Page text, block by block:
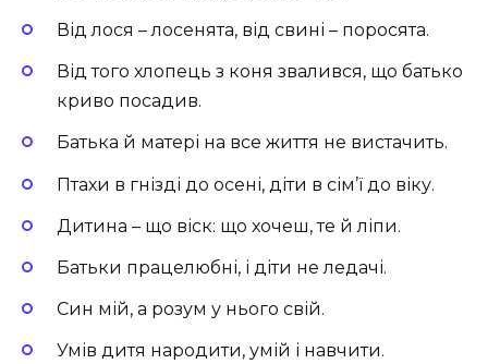
Від лося – лосенята, від свині – поросята.
Від того хлопець з коня звалився, що батько
криво посадив.
Батька й матері на все життя не вистачить.
Птахи в гнізді до осені, діти в сім’ї до віку.
Дитина – що віск: що хочеш, те й ліпи.
Батьки працелюбні, і діти не ледачі.
Син мій, а розум у нього свій.
Умів дитя народити, умій і навчити.